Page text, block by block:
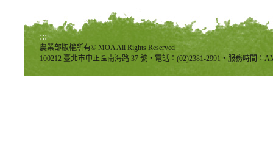
:::
農業部版權所有© MOA All Rights Reserved
100212 臺北市中正區南海路 37 號‧電話：(02)2381-2991‧服務時間：